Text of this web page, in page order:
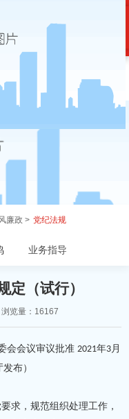
廉政 > 党纪法规
业务指导
定（试行）
览量：16167
会会议审议批准 2021年3月
布）
，规范组织处理工作，